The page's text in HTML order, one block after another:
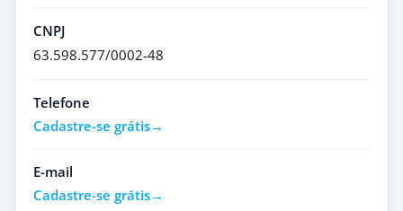
CNPJ
63.598.577/0002-48
Telefone
Cadastre-se grátis
E-mail
Cadastre-se grátis